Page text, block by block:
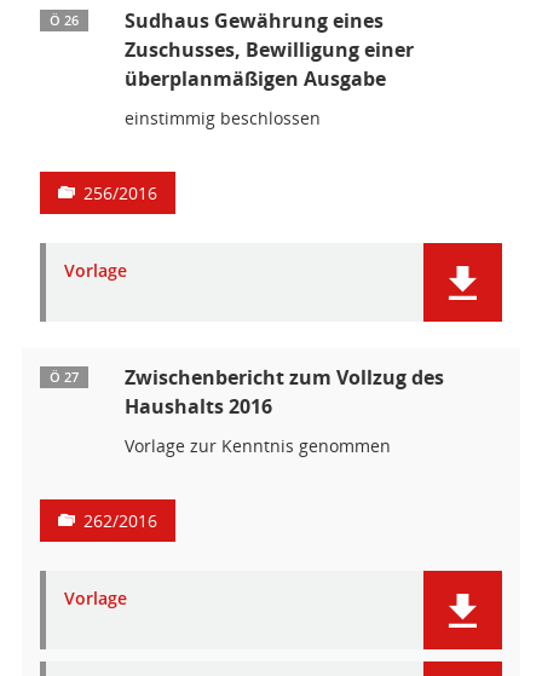
Ö 26
Sudhaus Gewährung eines
Zuschusses, Bewilligung einer
überplanmäßigen Ausgabe
einstimmig beschlossen
256/2016
Vorlage
Ö 27
Zwischenbericht zum Vollzug des
Haushalts 2016
Vorlage zur Kenntnis genommen
262/2016
Vorlage